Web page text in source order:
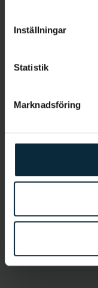
Inställningar
Statistik
Marknadsföring